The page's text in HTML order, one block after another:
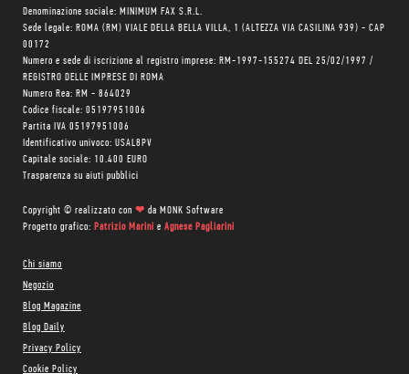
Denominazione sociale: MINIMUM FAX S.R.L.
Sede legale: ROMA (RM) VIALE DELLA BELLA VILLA, 1 (ALTEZZA VIA CASILINA 939) - CAP
00172
Numero e sede di iscrizione al registro imprese: RM-1997-155274 DEL 25/02/1997 /
REGISTRO DELLE IMPRESE DI ROMA
Numero Rea: RM - 864029
Codice fiscale: 05197951006
Partita IVA 05197951006
Identificativo univoco: USAL8PV
Capitale sociale: 10.400 EURO
Trasparenza su aiuti pubblici
Copyright © realizzato con ❤ da MONK Software
Progetto grafico: Patrizio Marini e Agnese Pagliarini
Chi siamo
Negozio
Blog Magazine
Blog Daily
Privacy Policy
Cookie Policy